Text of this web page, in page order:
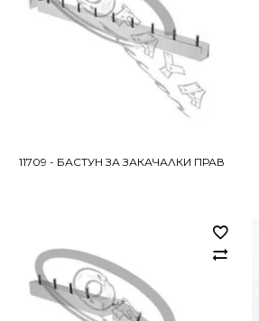
11709 - БАСТУН ЗА ЗАКАЧАЛКИ ПРАВ